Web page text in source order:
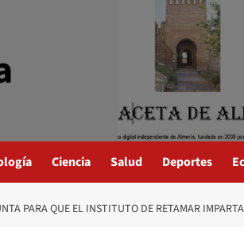
Ciencia Salud Deportes
PARA QUE EL INSTITUTO DE RETAMAR